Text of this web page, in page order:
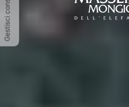
Gestisci consenso